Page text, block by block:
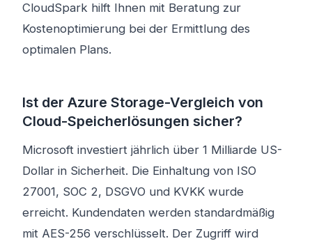
CloudSpark hilft Ihnen mit Beratung zur
Kostenoptimierung bei der Ermittlung des
optimalen Plans.
Ist der Azure Storage-Vergleich von
Cloud-Speicherlösungen sicher?
Microsoft investiert jährlich über 1 Milliarde US-
Dollar in Sicherheit. Die Einhaltung von ISO
27001, SOC 2, DSGVO und KVKK wurde
erreicht. Kundendaten werden standardmäßig
mit AES-256 verschlüsselt. Der Zugriff wird